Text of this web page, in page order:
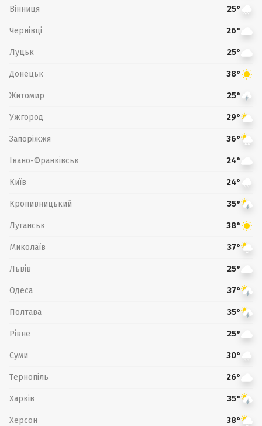
Вінниця 25°
Чернівці 26°
Луцьк 25°
Донецьк 38°
Житомир 25°
Ужгород 29°
Запоріжжя 36°
Івано-Франківськ 24°
Київ 24°
Кропивницький 35°
Луганськ 38°
Миколаїв 37°
Львів 25°
Одеса 37°
Полтава 35°
Рівне 25°
Суми 30°
Тернопіль 26°
Харків 35°
Херсон 38°